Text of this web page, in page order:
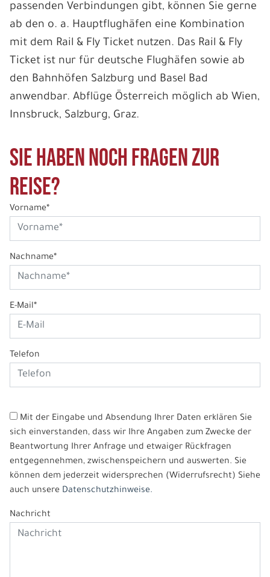
passenden Verbindungen gibt, können Sie gerne
ab den o. a. Hauptflughäfen eine Kombination
mit dem Rail & Fly Ticket nutzen. Das Rail & Fly
Ticket ist nur für deutsche Flughäfen sowie ab
den Bahnhöfen Salzburg und Basel Bad
anwendbar. Abflüge Österreich möglich ab Wien,
Innsbruck, Salzburg, Graz.
Sie haben noch Fragen zur
Reise?
Vorname*
Nachname*
E-Mail*
Telefon
Mit der Eingabe und Absendung Ihrer Daten erklären Sie
sich einverstanden, dass wir Ihre Angaben zum Zwecke der
Beantwortung Ihrer Anfrage und etwaiger Rückfragen
entgegennehmen, zwischenspeichern und auswerten. Sie
können dem jederzeit widersprechen (Widerrufsrecht) Siehe
auch unsere Datenschutzhinweise.
Nachricht